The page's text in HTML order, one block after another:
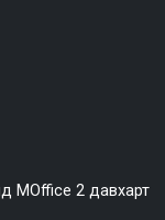
MOffice 2 давхарт